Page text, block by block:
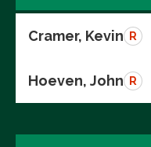
Cramer, Kevin R
Hoeven, John R